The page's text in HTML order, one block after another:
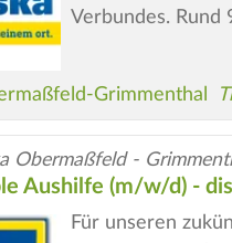
Verbundes. Rund
Grimmenthal
Obermaßfeld -
Aushilfe (m/w/d) -
Für unseren